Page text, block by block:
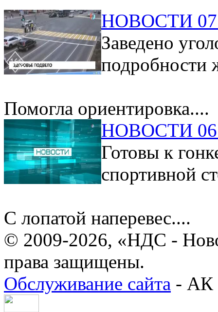
НОВОСТИ
Заведено
подробности
Помогла ориентировка....
НОВОСТИ
Готовы к
спортивной
С лопатой наперевес....
© 2009-2026, «НДС -
права защищены.
Обслуживание сайта - АК